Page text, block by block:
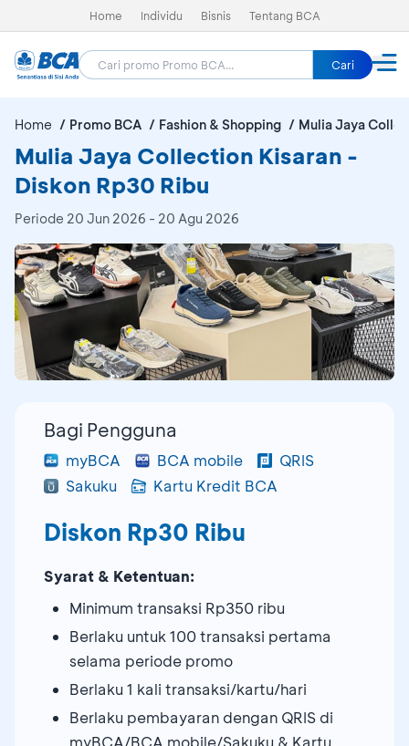
Home Individu Bisnis Tentang BCA
Cari
Home Promo BCA Fashion & Shopping Mulia Jaya
Mulia Jaya Collection Kisaran -
Diskon Rp30 Ribu
Periode 20 Jun 2026 - 20 Agu 2026
Bagi Pengguna
myBCA BCA mobile
QRIS
Sakuku
Kartu Kredit BCA
Diskon Rp30 Ribu
Syarat & Ketentuan:
Minimum transaksi Rp350 ribu
Berlaku untuk 100 transaksi pertama
selama periode promo
Berlaku 1 kali transaksi/kartu/hari
Berlaku pembayaran dengan QRIS di
myBCA/BCA mobile/Sakuku & Kartu